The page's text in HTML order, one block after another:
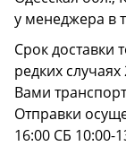
у менеджера в
Срок доставки
редких
Вами
Отправки
16:00 СБ